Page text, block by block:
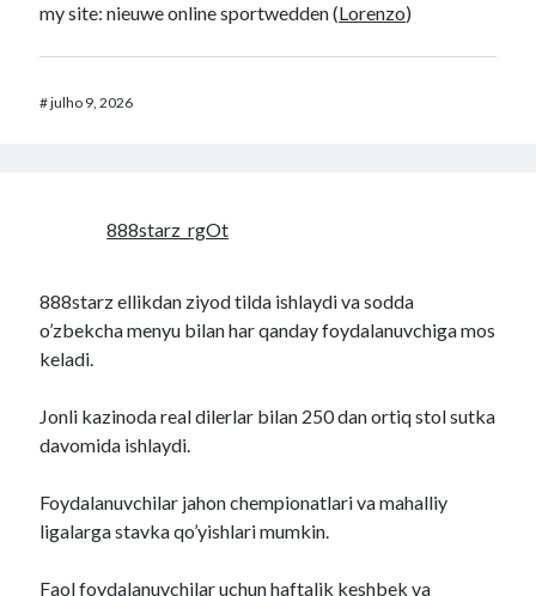
my site: nieuwe online sportwedden (Lorenzo)
#julho 9, 2026
888starz_rgOt
888starz ellikdan ziyod tilda ishlaydi va sodda
o’zbekcha menyu bilan har qanday foydalanuvchiga mos
keladi.
Jonli kazinoda real dilerlar bilan 250 dan ortiq stol sutka
davomida ishlaydi.
Foydalanuvchilar jahon chempionatlari va mahalliy
ligalarga stavka qo’yishlari mumkin.
Faol foydalanuvchilar uchun haftalik keshbek va